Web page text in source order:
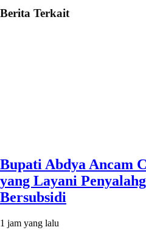
Berita Terkait
Bupati Abdya Ancam
yang Layani
Bersubsidi
1 jam yang lalu